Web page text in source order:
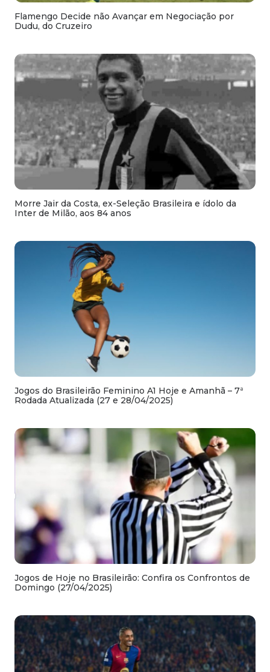
Flamengo Decide não Avançar em Negociação por
Dudu, do Cruzeiro
Morre Jair da Costa, ex-Seleção Brasileira e ídolo da
Inter de Milão, aos 84 anos
Jogos do Brasileirão Feminino A1 Hoje e Amanhã – 7ª
Rodada Atualizada (27 e 28/04/2025)
Jogos de Hoje no Brasileirão: Confira os Confrontos de
Domingo (27/04/2025)